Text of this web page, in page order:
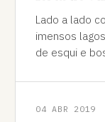
Lado a lado
imensos
de esqui e
04 ABR 2019